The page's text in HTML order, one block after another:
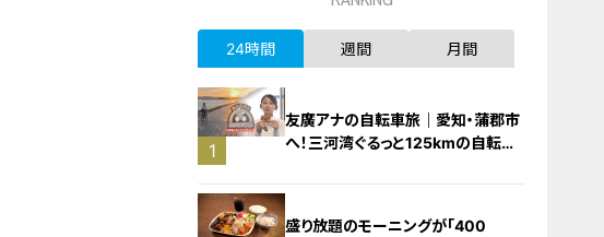
24時間 週間 月間
1
友廣アナの自転車旅｜愛知・蒲郡市
へ！三河湾ぐるっと125kmの自転車
盛り放題のモーニングが「400